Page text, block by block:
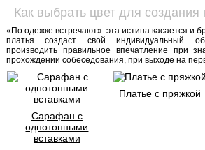
Как выбрать цвет для
«По одежке встречают»: эта истина касается и
платья создаст свой индивидуальный
производить правильное впечатление при
прохождении собеседования, при выходе на
Сарафан с
однотонными
вставками
Платье с пряжкой